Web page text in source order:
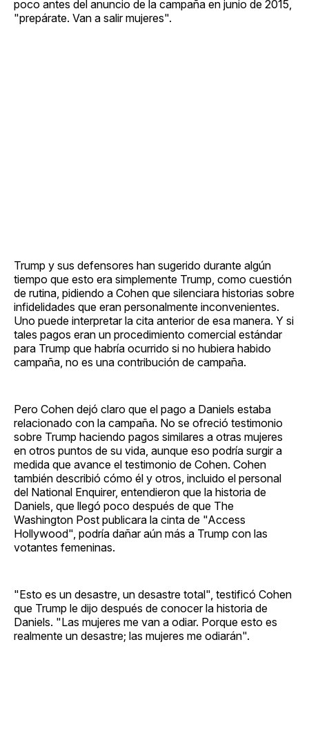
poco antes del anuncio de la campaña en junio de 2015,
"prepárate. Van a salir mujeres".
Trump y sus defensores han sugerido durante algún
tiempo que esto era simplemente Trump, como cuestión
de rutina, pidiendo a Cohen que silenciara historias sobre
infidelidades que eran personalmente inconvenientes.
Uno puede interpretar la cita anterior de esa manera. Y si
tales pagos eran un procedimiento comercial estándar
para Trump que habría ocurrido si no hubiera habido
campaña, no es una contribución de campaña.
Pero Cohen dejó claro que el pago a Daniels estaba
relacionado con la campaña. No se ofreció testimonio
sobre Trump haciendo pagos similares a otras mujeres
en otros puntos de su vida, aunque eso podría surgir a
medida que avance el testimonio de Cohen. Cohen
también describió cómo él y otros, incluido el personal
del National Enquirer, entendieron que la historia de
Daniels, que llegó poco después de que The
Washington Post publicara la cinta de "Access
Hollywood", podría dañar aún más a Trump con las
votantes femeninas.
"Esto es un desastre, un desastre total", testificó Cohen
que Trump le dijo después de conocer la historia de
Daniels. "Las mujeres me van a odiar. Porque esto es
realmente un desastre; las mujeres me odiarán".